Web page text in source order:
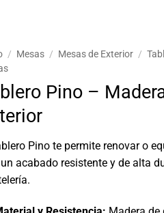
/ Mesas / Mesas de Exterior /
Pino –
Pino te permite renovar o
acabado resistente y de alta